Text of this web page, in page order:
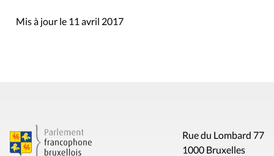
Mis à jour le 11 avril 2017
Rue du Lombard 77
1000 Bruxelles